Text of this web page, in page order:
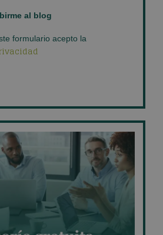
al blog
formulario acepto la